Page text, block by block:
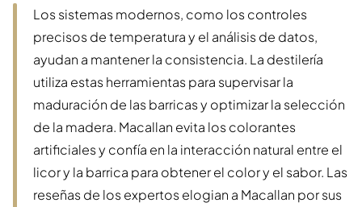
Los sistemas modernos, como los controles
precisos de temperatura y el análisis de datos,
ayudan a mantener la consistencia. La destilería
utiliza estas herramientas para supervisar la
maduración de las barricas y optimizar la selección
de la madera. Macallan evita los colorantes
artificiales y confía en la interacción natural entre el
licor y la barrica para obtener el color y el sabor. Las
reseñas de los expertos elogian a Macallan por sus